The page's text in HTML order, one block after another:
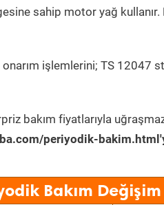
sahip motor yağ
işlemlerini; TS 12047
bakım fiyatlarıyla
periyodik-
Bakım